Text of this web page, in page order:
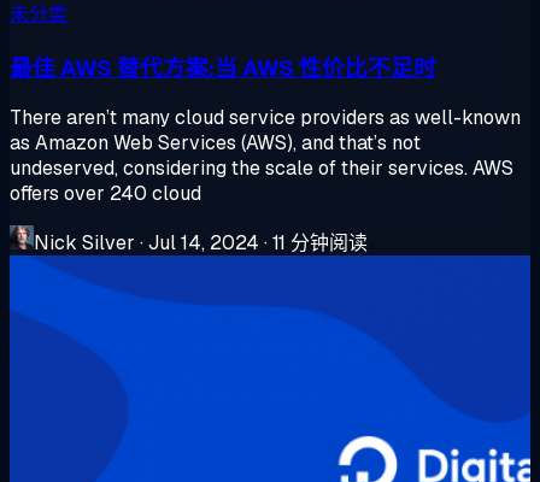
未分类
最佳 AWS 替代方案:当 AWS 性价比不足时
There aren’t many cloud service providers as well-known
as Amazon Web Services (AWS), and that’s not
undeserved, considering the scale of their services. AWS
offers over 240 cloud
Nick Silver ·Jul 14, 2024 ·11 分钟阅读